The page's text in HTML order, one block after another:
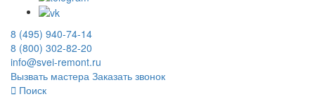
8 (495) 940-74-14
8 (800) 302-82-20
info@svei-remont.ru
Вызвать мастера Заказать звонок
Поиск